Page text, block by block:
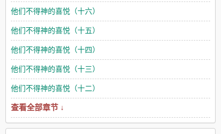
他们不得神的喜悦（十六）
他们不得神的喜悦（十五）
他们不得神的喜悦（十四）
他们不得神的喜悦（十三）
他们不得神的喜悦（十二）
查看全部章节 ↓